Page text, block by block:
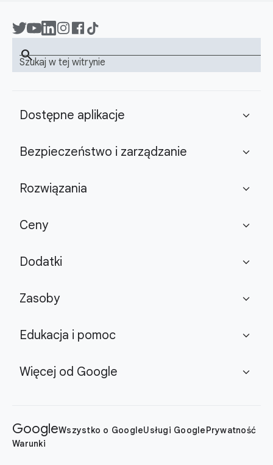
Szukaj w tej witrynie
search
Dostępne aplikacje expand_more
Bezpieczeństwo i zarządzanie expand_more
Rozwiązania expand_more
Ceny expand_more
Dodatki expand_more
Zasoby expand_more
Edukacja i pomoc expand_more
Więcej od Google expand_more
GoogleWszystko o GoogleUsługi GooglePrywatność
Warunki